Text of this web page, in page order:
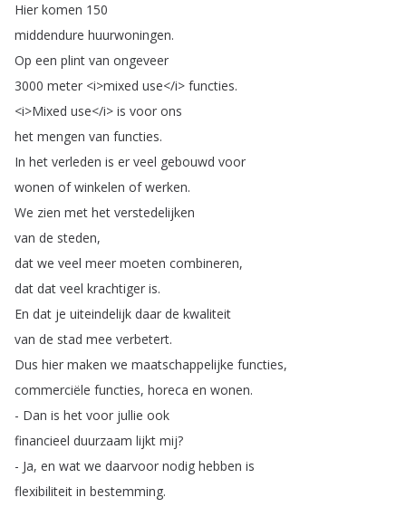
Hier komen 150
middendure huurwoningen.
Op een plint van ongeveer
3000 meter <i>mixed use</i> functies.
<i>Mixed use</i> is voor ons
het mengen van functies.
In het verleden is er veel gebouwd voor
wonen of winkelen of werken.
We zien met het verstedelijken
van de steden,
dat we veel meer moeten combineren,
dat dat veel krachtiger is.
En dat je uiteindelijk daar de kwaliteit
van de stad mee verbetert.
Dus hier maken we maatschappelijke functies,
commerciële functies, horeca en wonen.
- Dan is het voor jullie ook
financieel duurzaam lijkt mij?
- Ja, en wat we daarvoor nodig hebben is
flexibiliteit in bestemming.